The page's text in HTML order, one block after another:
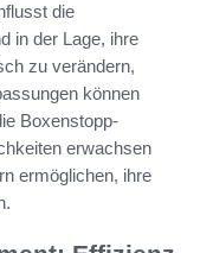
die
in der Lage, ihre
zu verändern,
können
Boxenstopp-
erwachsen
ermöglichen, ihre